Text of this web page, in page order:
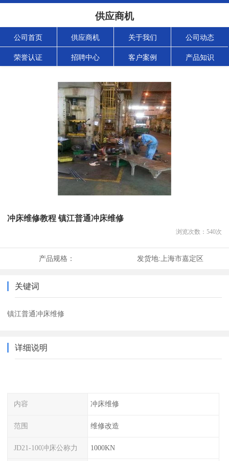
供应商机
公司首页 供应商机 关于我们 公司动态
荣誉认证 招聘中心 客户案例 产品知识
冲床维修教程 镇江普通冲床维修
浏览次数： 540次
产品规格： 发货地: 上海市嘉定区
关键词
镇江普通冲床维修
详细说明
内容 冲床维修
范围 维修改造
JD21-100冲床公称力 1000KN